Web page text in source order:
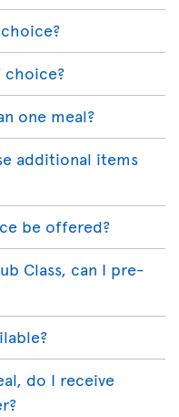
choice?
one meal?
additional items
be offered?
Class, can I pre-
do I receive